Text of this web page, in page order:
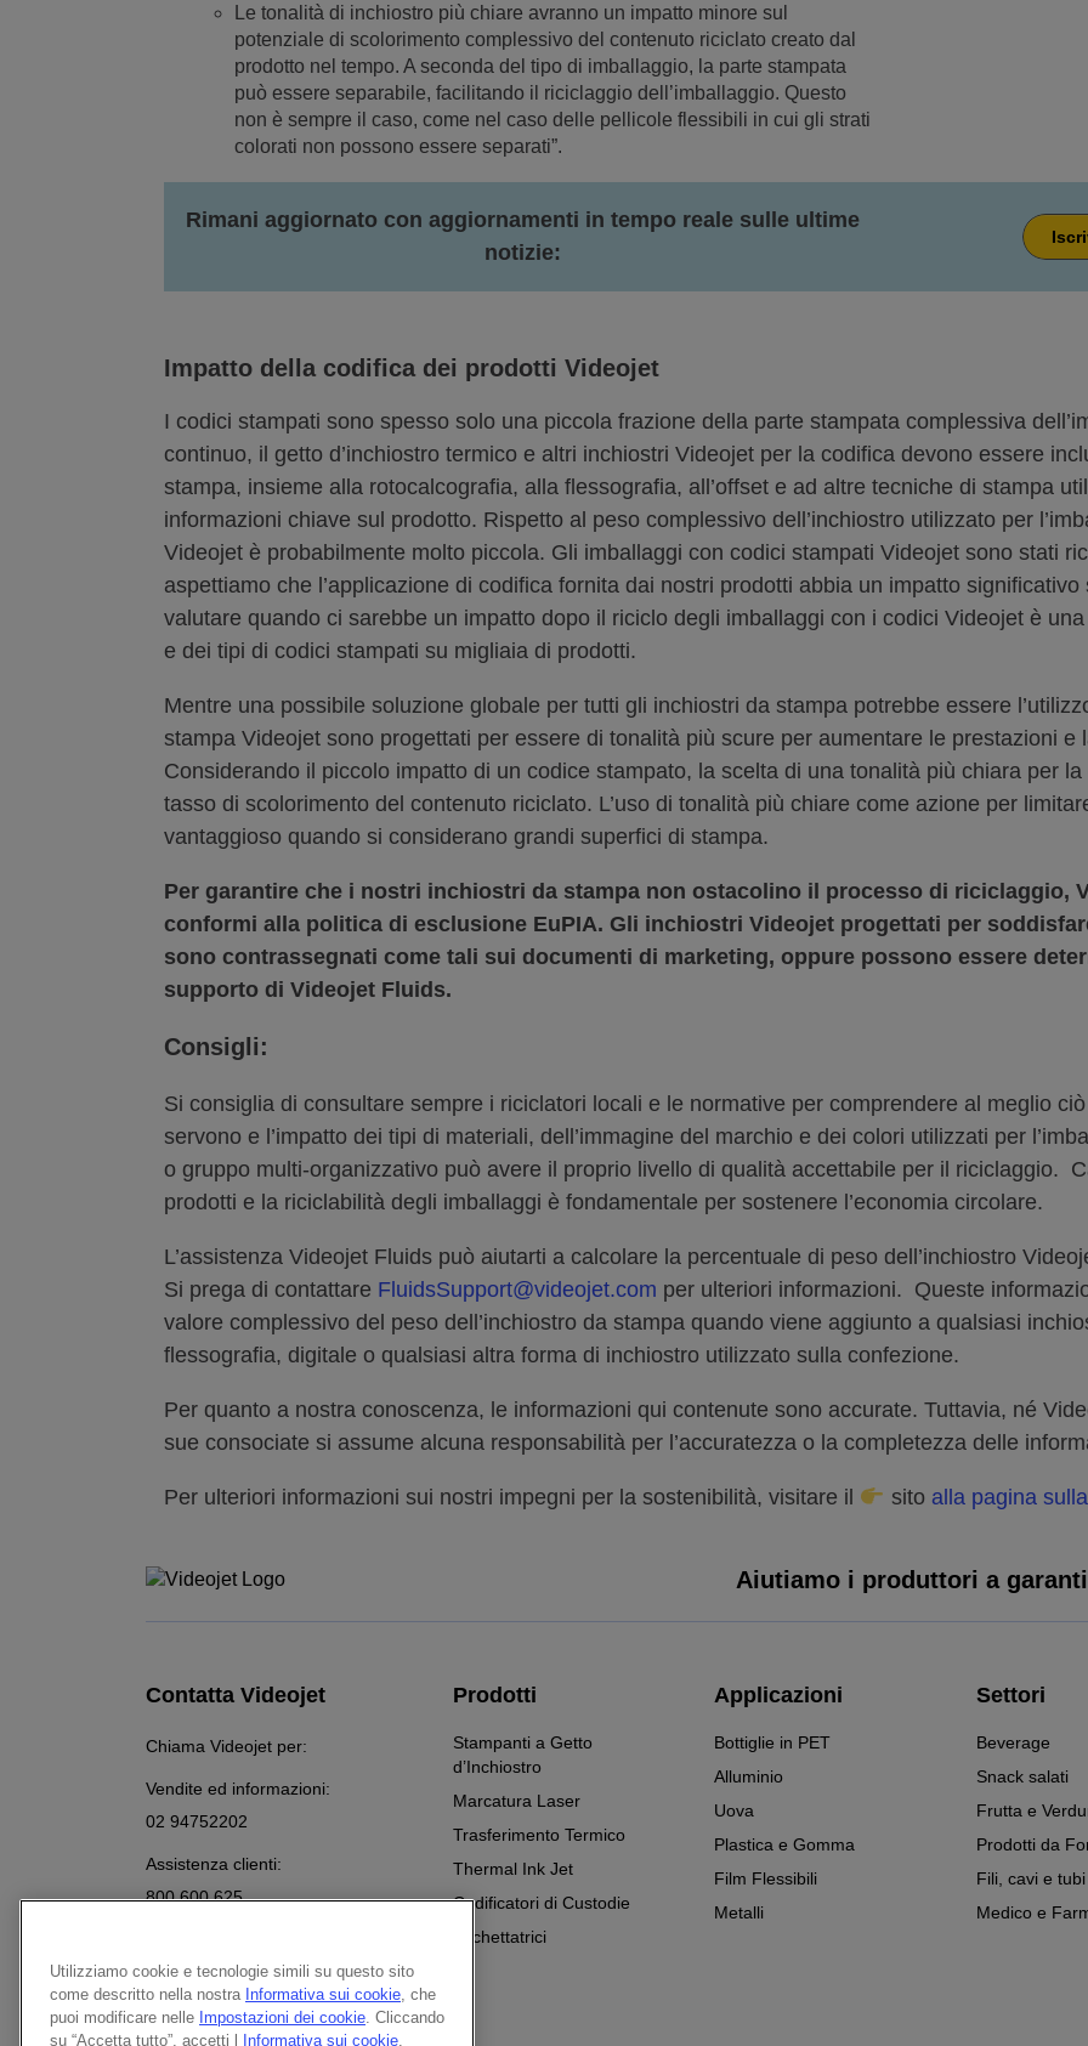
Le tonalità di inchiostro più chiare avranno un impatto minore sul
potenziale di scolorimento complessivo del contenuto riciclato creato dal
prodotto nel tempo. A seconda del tipo di imballaggio, la parte stampata
può essere separabile, facilitando il riciclaggio dell’imballaggio. Questo
non è sempre il caso, come nel caso delle pellicole flessibili in cui gli strati
colorati non possono essere separati”.
Rimani aggiornato con aggiornamenti in tempo reale sulle ultime
notizie:
Impatto della codifica dei prodotti Videojet
I codici stampati sono spesso solo una piccola frazione della parte stampata complessiva
continuo, il getto d’inchiostro termico e altri inchiostri Videojet per la codifica devono essere
stampa, insieme alla rotocalcografia, alla flessografia, all’offset e ad altre tecniche di stampa
informazioni chiave sul prodotto. Rispetto al peso complessivo dell’inchiostro utilizzato per
Videojet è probabilmente molto piccola. Gli imballaggi con codici stampati Videojet sono stati
aspettiamo che l’applicazione di codifica fornita dai nostri prodotti abbia un impatto
valutare quando ci sarebbe un impatto dopo il riciclo degli imballaggi con i codici Videojet è
e dei tipi di codici stampati su migliaia di prodotti.
Mentre una possibile soluzione globale per tutti gli inchiostri da stampa potrebbe essere
stampa Videojet sono progettati per essere di tonalità più scure per aumentare le prestazioni
Considerando il piccolo impatto di un codice stampato, la scelta di una tonalità più chiara per
tasso di scolorimento del contenuto riciclato. L’uso di tonalità più chiare come azione per
vantaggioso quando si considerano grandi superfici di stampa.
Per garantire che i nostri inchiostri da stampa non ostacolino il processo di riciclaggio,
conformi alla politica di esclusione EuPIA. Gli inchiostri Videojet progettati per
sono contrassegnati come tali sui documenti di marketing, oppure possono essere
supporto di Videojet Fluids.
Consigli:
Si consiglia di consultare sempre i riciclatori locali e le normative per comprendere al meglio
servono e l’impatto dei tipi di materiali, dell’immagine del marchio e dei colori utilizzati per
o gruppo multi-organizzativo può avere il proprio livello di qualità accettabile per il riciclaggio.
prodotti e la riciclabilità degli imballaggi è fondamentale per sostenere l’economia circolare.
L’assistenza Videojet Fluids può aiutarti a calcolare la percentuale di peso dell’inchiostro
Si prega di contattare FluidsSupport@videojet.com per ulteriori informazioni. Queste
valore complessivo del peso dell’inchiostro da stampa quando viene aggiunto a qualsiasi
flessografia, digitale o qualsiasi altra forma di inchiostro utilizzato sulla confezione.
Per quanto a nostra conoscenza, le informazioni qui contenute sono accurate. Tuttavia, né
sue consociate si assume alcuna responsabilità per l’accuratezza o la completezza delle
Per ulteriori informazioni sui nostri impegni per la sostenibilità, visitare il sito alla pagina
Aiutiamo i produttori a
Contatta Videojet
Chiama Videojet per:
Vendite ed informazioni:
02 94752202
Assistenza clienti:
800 600 625
inviaci una richiesta
Follow Us On
Prodotti
Stampanti a Getto
d’Inchiostro
Marcatura Laser
Trasferimento Termico
Thermal Ink Jet
Codificatori di Custodie
Etichettatrici
Applicazioni
Bottiglie in PET
Alluminio
Uova
Plastica e Gomma
Film Flessibili
Metalli
Settori
Beverage
Snack salati
Frutta e
Prodotti da
Fili, cavi e tubi
Medico e
Utilizziamo cookie e tecnologie simili su questo sito
come descritto nella nostra Informativa sui cookie, che
puoi modificare nelle Impostazioni dei cookie. Cliccando
su “Accetta tutto”, accetti l
Informativa sui cookie.